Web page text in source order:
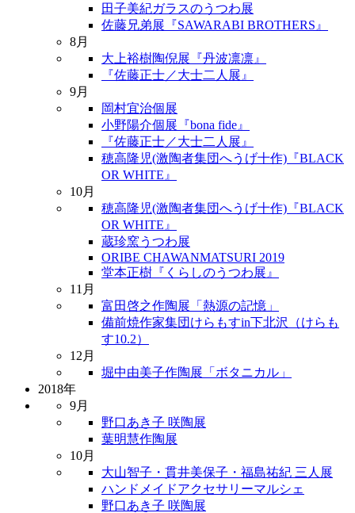
田子美紀ガラスのうつわ展
佐藤兄弟展『SAWARABI BROTHERS』
8月
大上裕樹陶倪展『丹波凛凛』
『佐藤正士／大士二人展』
9月
岡村宜治個展
小野陽介個展『bona fide』
『佐藤正士／大士二人展』
穂高隆児(激陶者集団へうげ十作)『BLACK
OR WHITE』
10月
穂高隆児(激陶者集団へうげ十作)『BLACK
OR WHITE』
蔵珍窯うつわ展
ORIBE CHAWANMATSURI 2019
堂本正樹『くらしのうつわ展』
11月
富田啓之作陶展「熱源の記憶」
備前焼作家集団けらもすin下北沢（けらも
す10.2）
12月
堀中由美子作陶展「ボタニカル」
2018年
9月
野口あき子 咲陶展
葉明慧作陶展
10月
大山智子・貫井美保子・福島祐紀 三人展
ハンドメイドアクセサリーマルシェ
野口あき子 咲陶展